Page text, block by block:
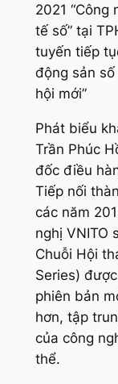
2021
tế số” tại
tuyến tiếp
động sản số
hội mới”
Phát biểu
Trần Phúc
đốc điều
Tiếp nối
các năm
nghị VNITO
Chuỗi Hội
Series)
phiên bản
hơn, tập
của công
thể.